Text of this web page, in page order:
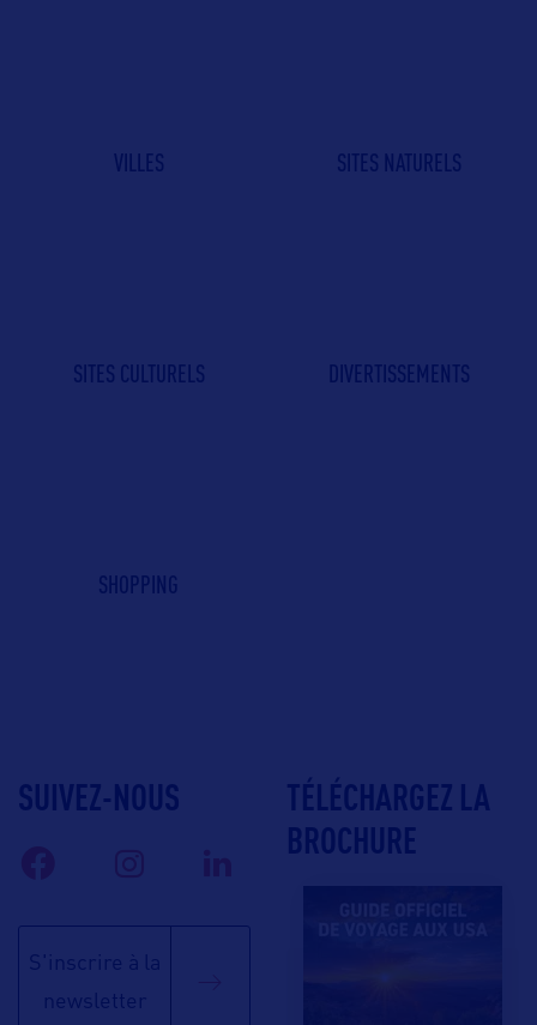
VILLES SITES NATURELS
SITES CULTURELS DIVERTISSEMENTS
SHOPPING
SUIVEZ-NOUS
S'inscrire à la
newsletter
TÉLÉCHARGEZ LA
BROCHURE